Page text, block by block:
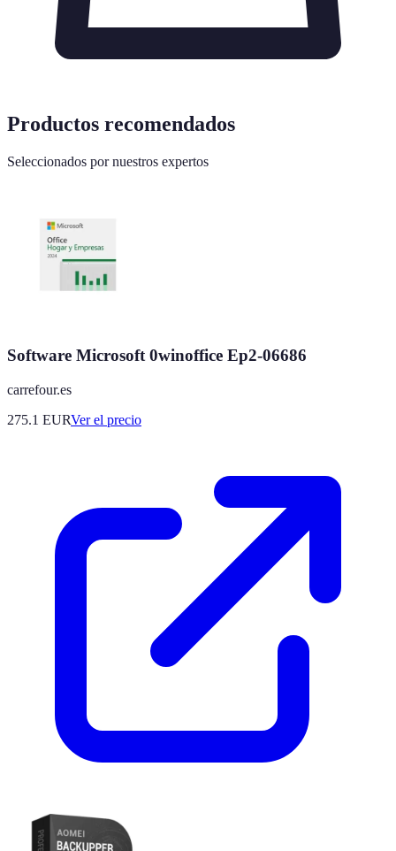
Productos recomendados
Seleccionados por nuestros expertos
Software Microsoft 0winoffice Ep2-06686
carrefour.es
275.1 EURVer el precio